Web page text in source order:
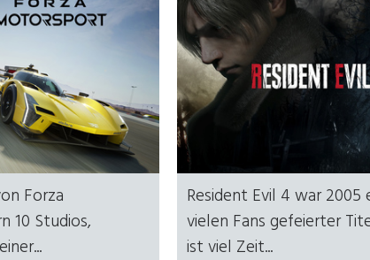
Forza
10 Studios,
Resident Evil 4 war 2005
vielen Fans gefeierter
ist viel Zeit...